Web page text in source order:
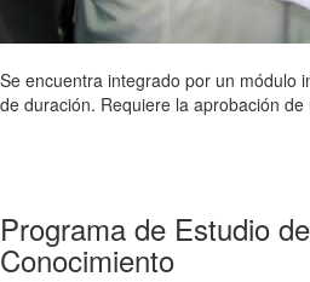
Se encuentra integrado por un módulo
de duración. Requiere la aprobación de
Programa de Estudio
Conocimiento